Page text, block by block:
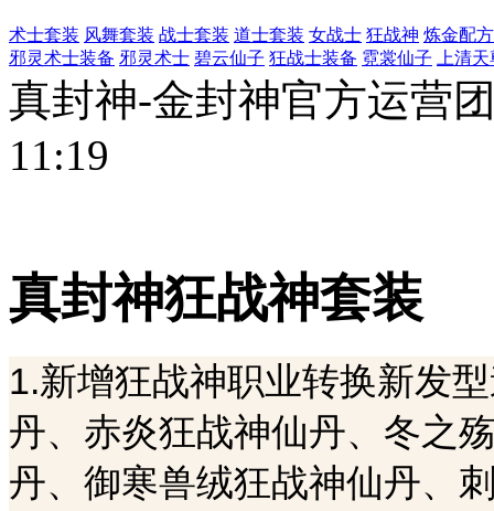
术士套装 风舞套装 战士套装 道士套装 女战士 狂战神 炼金配方
邪灵术士装备 邪灵术士 碧云仙子 狂战士装备 霓裳仙子 上清天
真封神-金封神官方运营
11:19
真封神狂战神套装
1.新增狂战神职业转换新发
丹、赤炎狂战神仙丹、冬之
丹、御寒兽绒狂战神仙丹、